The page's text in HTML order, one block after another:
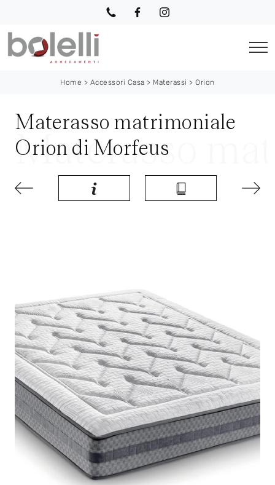
Home > Accessori Casa > Materassi >Orion
Materasso matrimoniale
Orion di Morfeus